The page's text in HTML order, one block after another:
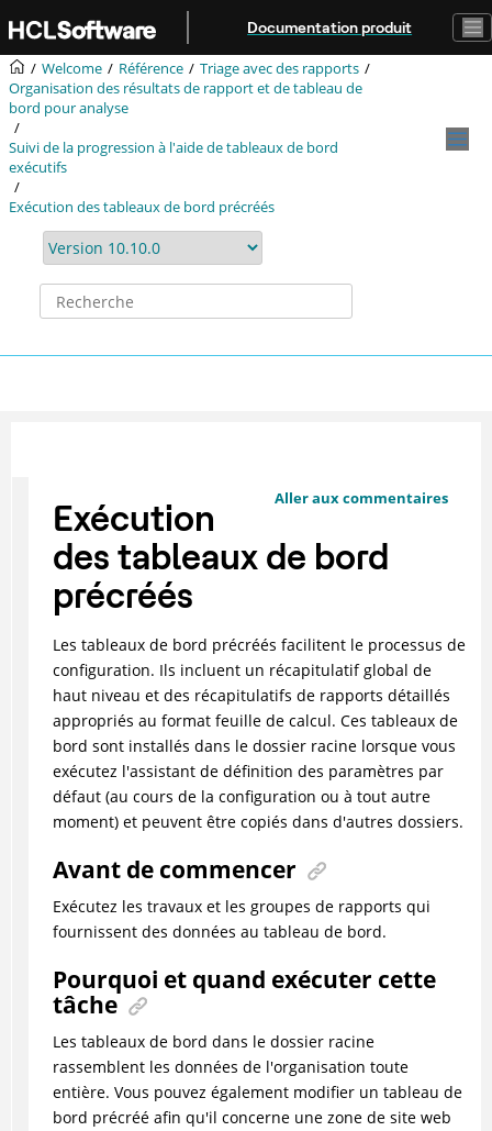
Aller au contenu principal
Documentation produit
Welcome Référence
Triage avec des rapports
Organisation des résultats de rapport et de tableau de
bord pour analyse
Suivi de la progression à l'aide de tableaux de bord
exécutifs
Exécution des tableaux de bord précréés
Aller aux commentaires
Exécution
des tableaux de bord
précréés
Les tableaux de bord précréés facilitent le processus de
configuration. Ils incluent un récapitulatif global de
haut niveau et des récapitulatifs de rapports détaillés
appropriés au format feuille de calcul. Ces tableaux de
bord sont installés dans le dossier racine lorsque vous
exécutez l'assistant de définition des paramètres par
défaut (au cours de la configuration ou à tout autre
moment) et peuvent être copiés dans d'autres dossiers.
Avant de commencer
Exécutez les travaux et les groupes de rapports qui
fournissent des données au tableau de bord.
Pourquoi et quand exécuter cette
tâche
Les tableaux de bord dans le dossier racine
rassemblent les données de l'organisation toute
entière. Vous pouvez également modifier un tableau de
bord précréé afin qu'il concerne une zone de site web